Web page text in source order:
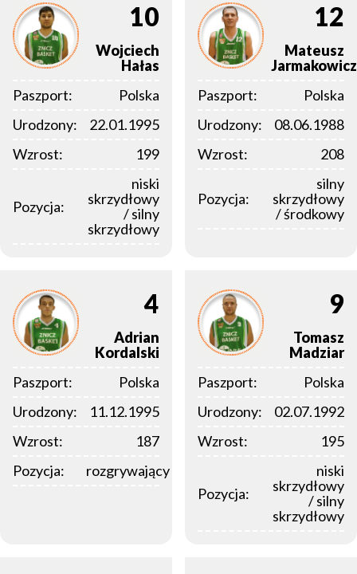
10
Wojciech
Hałas
Paszport:
Polska
Urodzony:
22.01.1995
Wzrost:
199
Pozycja:
niski
skrzydłowy
/ silny
skrzydłowy
12
Mateusz
Jarmakowicz
Paszport:
Polska
Urodzony:
08.06.1988
Wzrost:
208
Pozycja:
silny
skrzydłowy
/ środkowy
4
Adrian
Kordalski
Paszport:
Polska
Urodzony:
11.12.1995
Wzrost:
187
Pozycja:
rozgrywający
9
Tomasz
Madziar
Paszport:
Polska
Urodzony:
02.07.1992
Wzrost:
195
Pozycja:
niski
skrzydłowy
/ silny
skrzydłowy